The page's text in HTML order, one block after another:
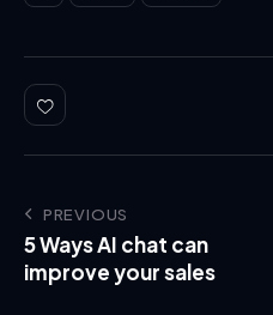
PREVIOUS
5 Ways AI chat can
improve your sales